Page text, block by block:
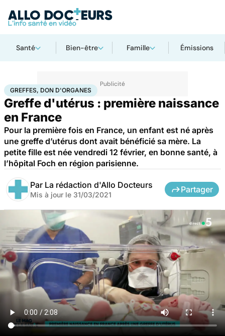
Santé Bien-être Famille Émissions
AccueilSantéGreffes, don d'organes
GREFFES, DON D'ORGANES
Greffe d'utérus : première naissance
en France
Pour la première fois en France, un enfant est né après
une greffe d’utérus dont avait bénéficié sa mère. La
petite fille est née vendredi 12 février, en bonne santé, à
l’hôpital Foch en région parisienne.
Par La rédaction d'Allo Docteurs
Mis à jour le 31/03/2021
Partager